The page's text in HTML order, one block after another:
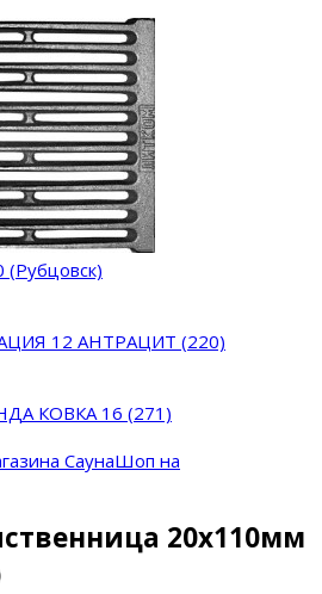
(Рубцовск)
12 АНТРАЦИТ (220)
КОВКА 16 (271)
20х110мм